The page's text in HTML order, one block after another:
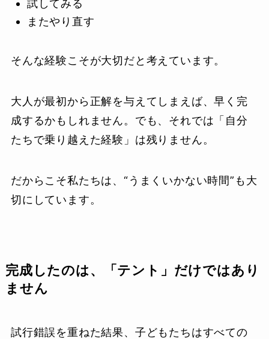
試してみる
またやり直す
そんな経験こそが大切だと考えています。
大人が最初から正解を与えてしまえば、早く完
成するかもしれません。でも、それでは「自分
たちで乗り越えた経験」は残りません。
だからこそ私たちは、“うまくいかない時間”も大
切にしています。
完成したのは、「テント」だけではあり
ません
試行錯誤を重ねた結果、子どもたちはすべての